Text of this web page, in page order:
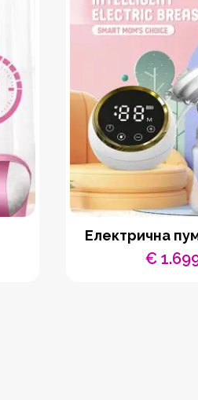
Електрична
€